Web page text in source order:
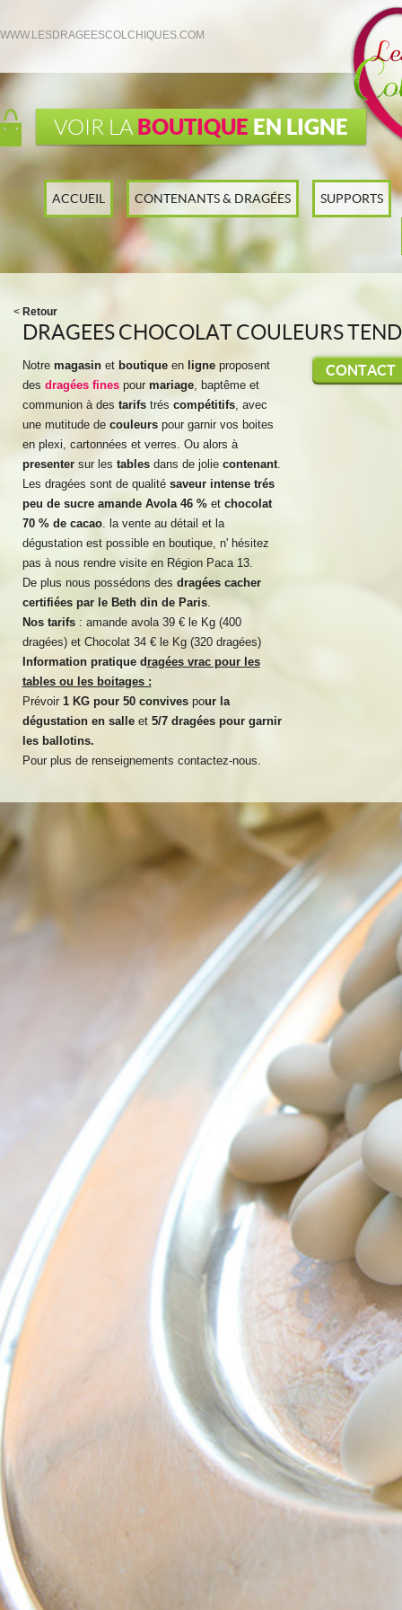
WWW.LESDRAGEESCOLCHIQUES.COM
VOIR LA BOUTIQUE EN LIGNE
ACCUEIL CONTENANTS & DRAGÉES SUPPORTS
< Retour
DRAGEES CHOCOLAT COULEURS
CONTACT
Notre magasinet boutiqueen ligneproposent
des dragées fines pour mariage, baptême et
communion à des tarifstrés compétitifs, avec
une mutitude de couleurspour garnir vos boites
en plexi, cartonnées et verres. Ou alors à
presentersur les tablesdans de jolie contenant.
Les dragées sont de qualité saveur intense trés
peu de sucre amande Avola 46 % et chocolat
70 % de cacao. la vente au détail et la
dégustation est possible en boutique, n' hésitez
pas à nous rendre visite en Région Paca 13.
De plus nous possédons des dragées cacher
certifiées par le Beth din de Paris.
Nos tarifs: amande avola 39 € le Kg (400
dragées) et Chocolat 34 € le Kg (320 dragées)
Information pratique dragées vrac pour les
tables ou les boitages :
Prévoir1 KG pour 50 convives pour la
dégustation en salle et5/7 dragées pour garnir
les ballotins.
Pour plus de renseignements contactez-nous.